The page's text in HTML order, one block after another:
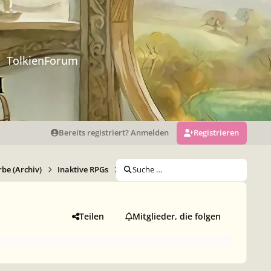
TolkienForum
Bereits registriert? Anmelden Registrieren
(Archiv) Inaktive RPGs Die Strassen von Manhattan
Suche …
Teilen Mitglieder, die folgen